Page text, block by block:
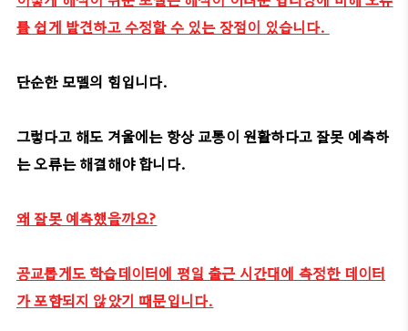
를 쉽게 발견하고 수정할 수 있는 장점이 있습니다.
단순한 모델의 힘입니다.
그렇다고 해도 겨울에는 항상 교통이 원활하다고 잘못 예측하
는 오류는 해결해야 합니다.
왜 잘못 예측했을까요?
공교롭게도 학습데이터에 평일 출근 시간대에 측정한 데이터
가 포함되지 않았기 때문입니다.